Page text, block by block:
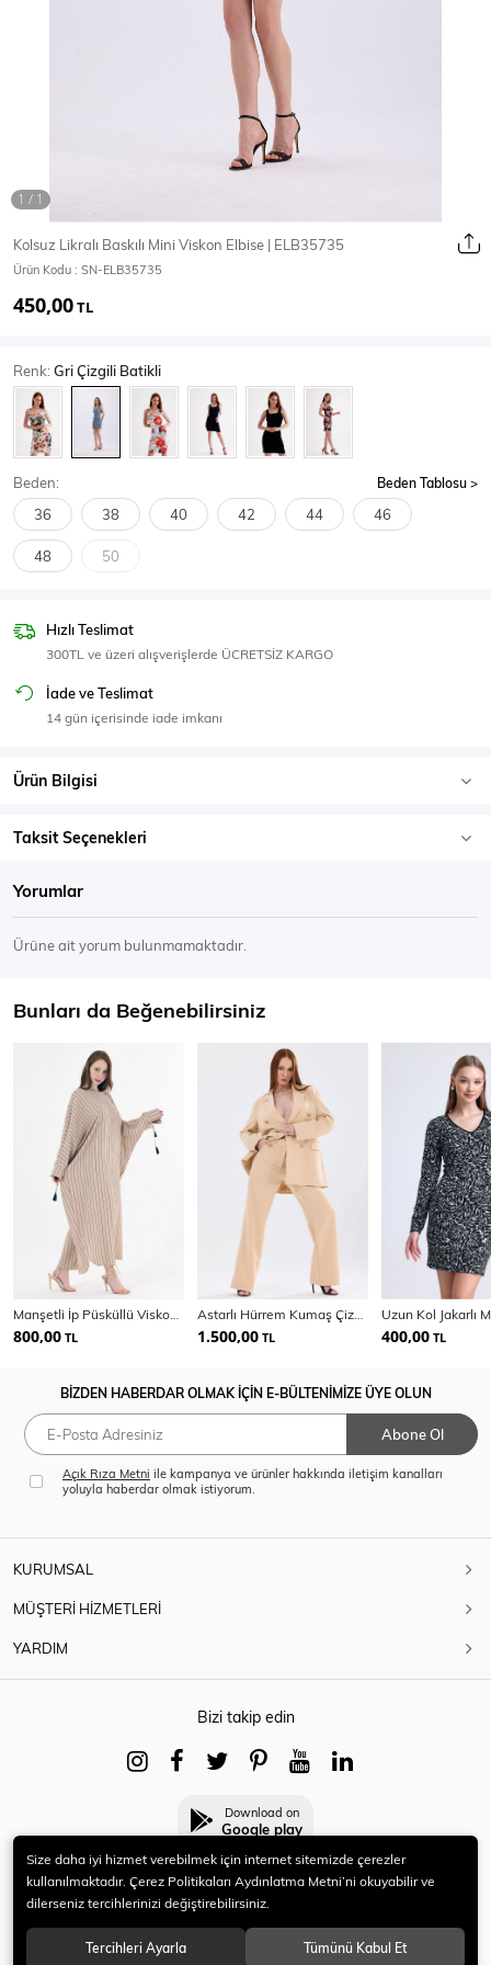
Mont & Kaban
T-Shirt
Body Atlet Crop & Büstiyer
SPOR GİYİM
Eşofman Üstü
Kolsuz Likralı Baskılı Mini Viskon Elbise | ELB35735
Ürün Kodu : SN-ELB35735
450,00TL
Renk:Gri Çizgili Batikli
Beden: Beden Tablosu
36 38 40 42 44 46
48 50
Hızlı Teslimat
300TL ve üzeri alışverişlerde ÜCRETSİZ KARGO
İade ve Teslimat
14 gün içerisinde iade imkanı
Ürün Bilgisi
Taksit Seçenekleri
Yorumlar
Ürüne ait yorum bulunmamaktadır.
Bunları da Beğenebilirsiniz
800,00 TL 1.500,00 TL 400,00 TL
BİZDEN HABERDAR OLMAK İÇİN E-BÜLTENİMİZE ÜYE OLUN
Abone Ol
Açık Rıza Metni ile kampanya ve ürünler hakkında iletişim kanalları
yoluyla haberdar olmak istiyorum.
KURUMSAL
MÜŞTERİ HİZMETLERİ
YARDIM
Bizi takip edin
Download on
Google play
© 2021 HERYENİ. Tüm hakları saklıdır.
Size daha iyi hizmet verebilmek için internet sitemizde çerezler
kullanılmaktadır. Çerez Politikaları Aydınlatma Metni’ni okuyabilir ve
dilerseniz tercihlerinizi değiştirebilirsiniz.
Tercihleri Ayarla Tümünü Kabul Et